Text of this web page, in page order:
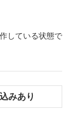
している状態で
みあり